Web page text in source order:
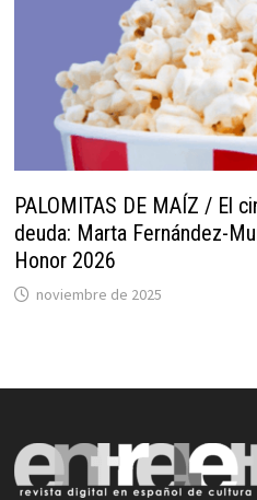
PALOMITAS DE MAÍZ / El
deuda: Marta Fernández-
Honor 2026
noviembre de 2025